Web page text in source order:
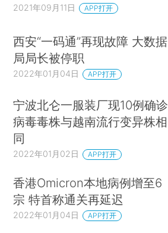
2021年09月11日 APP打开
西安“一码通”再现故障 大数据
局局长被停职
2022年01月04日 APP打开
宁波北仑一服装厂现10例确诊
病毒毒株与越南流行变异株相
同
2022年01月02日 APP打开
香港Omicron本地病例增至6
宗 特首称通关再延迟
2022年01月04日 APP打开